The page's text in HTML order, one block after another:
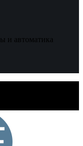
и автоматика